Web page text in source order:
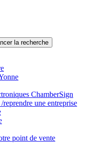
la recherche
ChamberSign
reprendre une entreprise
point de vente